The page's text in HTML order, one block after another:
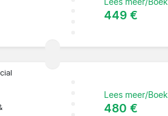
449 €
Lees meer/Boek
480 €